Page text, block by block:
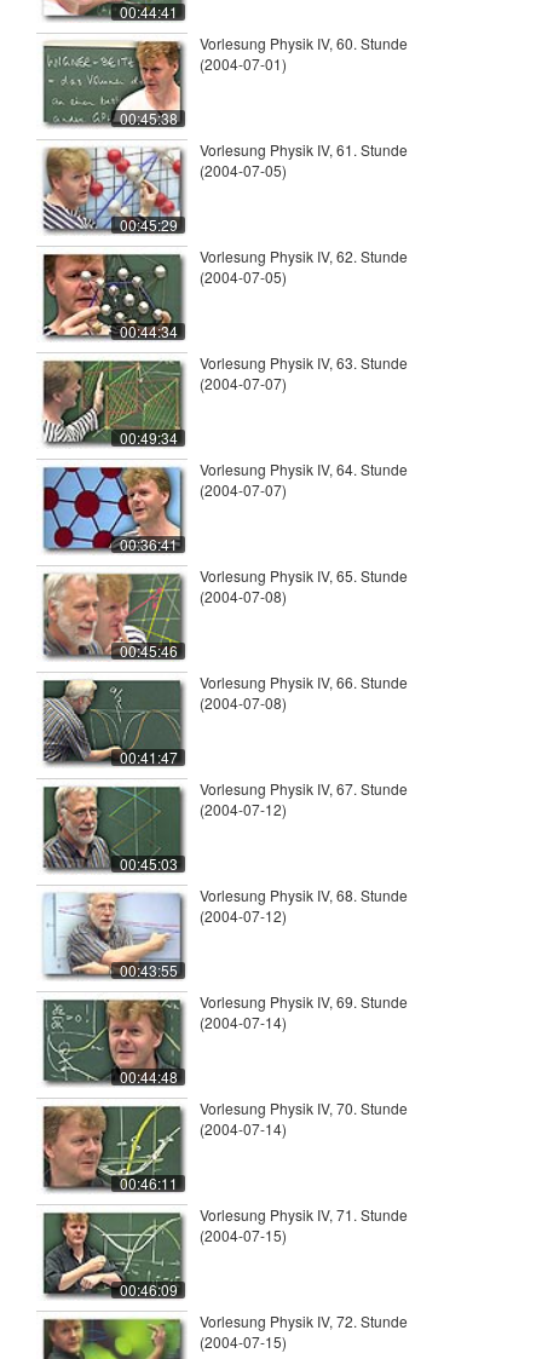
00:44:41
00:45:38
Vorlesung Physik IV, 60. Stunde
(2004-07-01)
00:45:29
Vorlesung Physik IV, 61. Stunde
(2004-07-05)
00:44:34
Vorlesung Physik IV, 62. Stunde
(2004-07-05)
00:49:34
Vorlesung Physik IV, 63. Stunde
(2004-07-07)
00:36:41
Vorlesung Physik IV, 64. Stunde
(2004-07-07)
00:45:46
Vorlesung Physik IV, 65. Stunde
(2004-07-08)
00:41:47
Vorlesung Physik IV, 66. Stunde
(2004-07-08)
00:45:03
Vorlesung Physik IV, 67. Stunde
(2004-07-12)
00:43:55
Vorlesung Physik IV, 68. Stunde
(2004-07-12)
00:44:48
Vorlesung Physik IV, 69. Stunde
(2004-07-14)
00:46:11
Vorlesung Physik IV, 70. Stunde
(2004-07-14)
00:46:09
Vorlesung Physik IV, 71. Stunde
(2004-07-15)
Vorlesung Physik IV, 72. Stunde
(2004-07-15)